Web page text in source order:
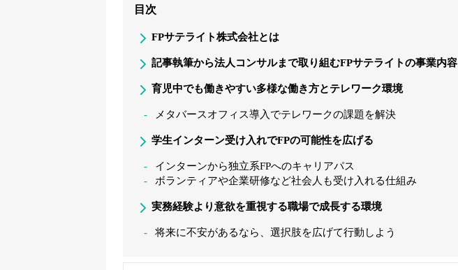
目次
FPサテライト株式会社とは
記事執筆から法人コンサルまで取り組むFPサテライトの事業内容
育児中でも働きやすい多様な働き方とテレワーク環境
メタバースオフィス導入でテレワークの課題を解決
学生インターン受け入れでFPの可能性を広げる
インターンから独立系FPへのキャリアパス
ボランティアや企業研修など社会人も受け入れる仕組み
実務経験より意欲を重視する職場で成長する環境
将来に不安があるなら、選択肢を広げて行動しよう